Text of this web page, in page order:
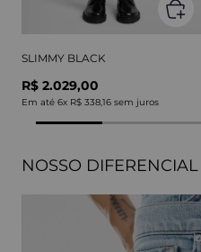
SLIMMY BLACK
R$ 2.029,00
Em até 6x R$ 338,16 sem juros
NOSSO DIFERENCIAL